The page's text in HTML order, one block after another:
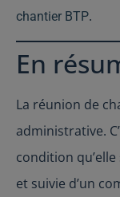
chantier BTP.
En
La réunion de
administrative.
condition
et suivie d’un